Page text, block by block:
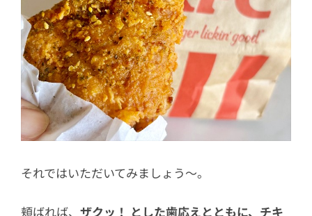
それではいただいてみましょう～。
頬ばれば、 ザクッ！ とした歯応えとともに、チキ